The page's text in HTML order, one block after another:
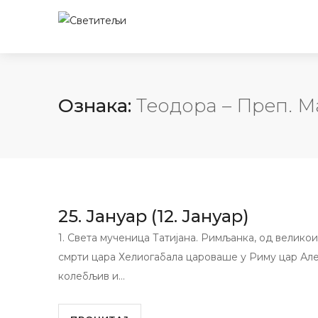
Ознака: Теодора – Преп.
25. Јануар (12. Јануар)
1. Света мученица Татијана. Римљанка, од
смрти цара Хелиогабала цароваше у Риму цар
колебљив и…